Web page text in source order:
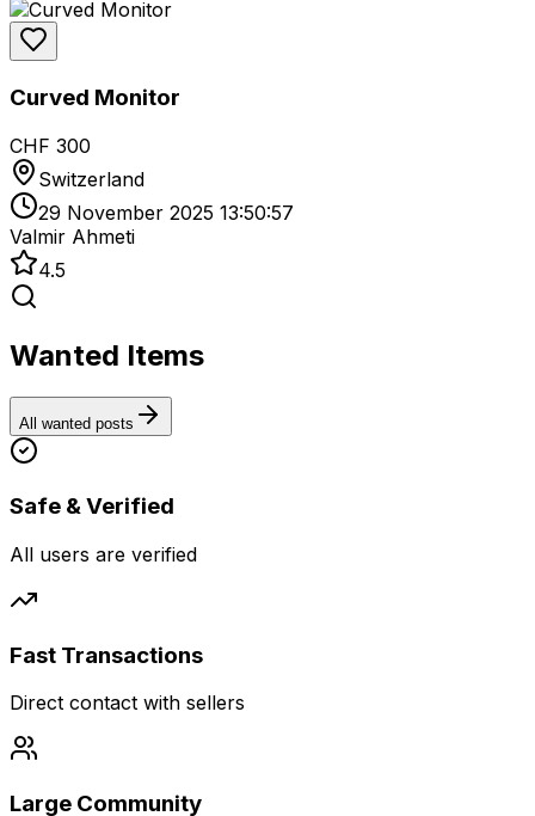
Curved Monitor
CHF 300
Switzerland
29 November 2025 13:50:57
Valmir Ahmeti
4.5
Wanted Items
All wanted posts
Safe & Verified
All users are verified
Fast Transactions
Direct contact with sellers
Large Community